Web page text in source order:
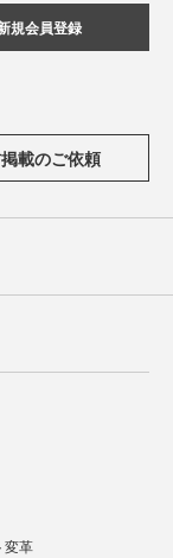
規会員登録
載のご依頼
変革